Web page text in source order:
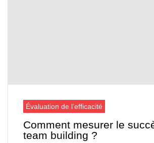
Évaluation de l’efficacité
Comment mesurer le
team building ?